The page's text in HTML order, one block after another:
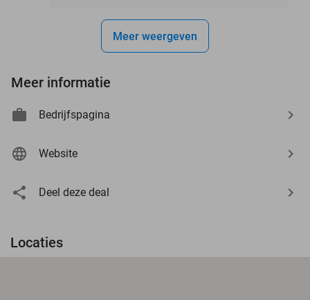
Meer weergeven
Meer informatie
Bedrijfspagina
Website
Deel deze deal
Locaties